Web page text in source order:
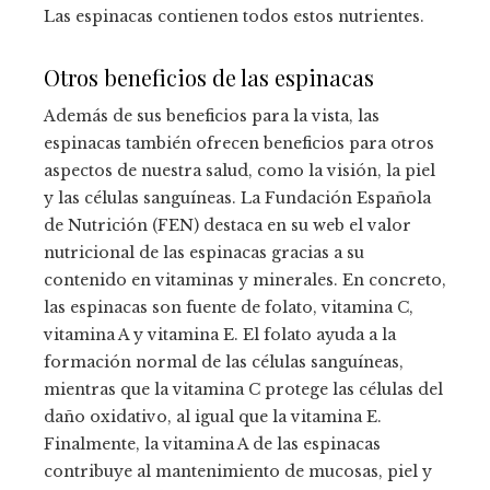
Las espinacas contienen todos estos nutrientes.
Otros beneficios de las espinacas
Además de sus beneficios para la vista, las
espinacas también ofrecen beneficios para otros
aspectos de nuestra salud, como la visión, la piel
y las células sanguíneas. La Fundación Española
de Nutrición (FEN) destaca en su web el valor
nutricional de las espinacas gracias a su
contenido en vitaminas y minerales. En concreto,
las espinacas son fuente de folato, vitamina C,
vitamina A y vitamina E. El folato ayuda a la
formación normal de las células sanguíneas,
mientras que la vitamina C protege las células del
daño oxidativo, al igual que la vitamina E.
Finalmente, la vitamina A de las espinacas
contribuye al mantenimiento de mucosas, piel y